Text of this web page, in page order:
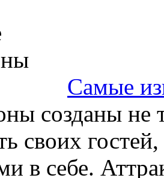
Самые
созданы не
своих
в себе.